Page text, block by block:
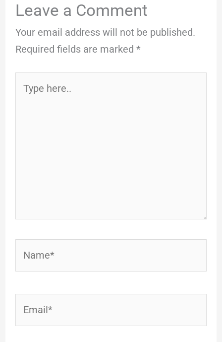
Leave a Comment
Your email address will not be published.
Required fields are marked *
here..